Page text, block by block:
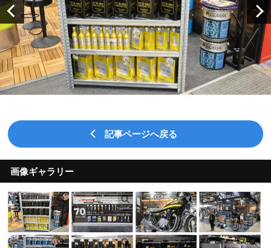
記事ページへ戻る
画像ギャラリー